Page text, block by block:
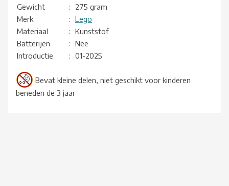
Gewicht
:
275 gram
Merk
:
Lego
Materiaal
:
Kunststof
Batterijen
:
Nee
Introductie
: 01-2025
Bevat kleine delen, niet geschikt voor kinderen
beneden de 3 jaar